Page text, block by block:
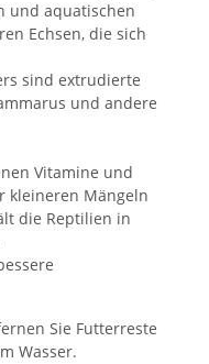
und aquatischen
Echsen, die sich
sind extrudierte
und andere
Vitamine und
kleineren Mängeln
die Reptilien in
Sie Futterreste
Wasser.